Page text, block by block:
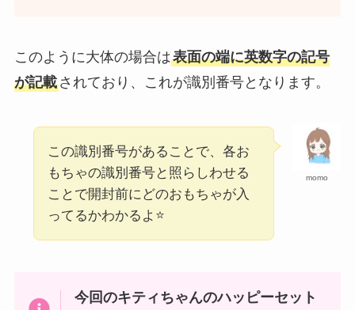
このように大体の場合は表面の端に英数字の記号
が記載されており、これが識別番号となります。
momo
この識別番号があることで、各お
もちゃの識別番号と照らしわせる
ことで開封前にどのおもちゃが入
ってるかわかるよ⭐️
今回のキティちゃんのハッピーセット